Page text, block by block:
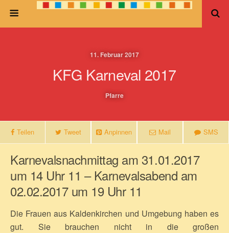
11. Februar 2017
KFG Karneval 2017
Pfarre
Teilen Tweet Anpinnen Mail SMS
Karnevalsnachmittag am 31.01.2017
um 14 Uhr 11 – Karnevalsabend am
02.02.2017 um 19 Uhr 11
Die Frauen aus Kaldenkirchen und Umgebung haben es
gut. Sie brauchen nicht in die großen